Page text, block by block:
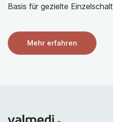
Basis für gezielte
Mehr erfahren